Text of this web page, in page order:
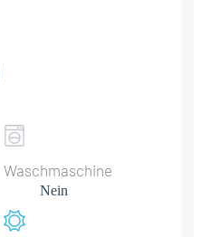
Waschmaschine
Nein